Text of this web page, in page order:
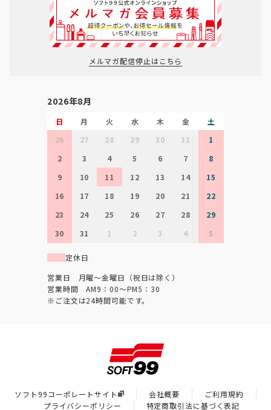
メルマガ配信停止はこちら
2026年8月
日 月 火 水 木 金
土
26
27 28 29 30 31
1
2
3 4 5 6 7
8
9
10 11 12 13 14
15
16
17 18 19 20 21
22
23
24 25 26 27 28
29
30
31 1 2 3 4 5
定休日
営業日 月曜～金曜日（祝日は除く）
営業時間 AM9：00～PM5：30
※ご注文は24時間可能です。
ソフト99コーポレートサイト 会社概要
ご利用規約
プライバシーポリシー
特定商取引法に基づく表記